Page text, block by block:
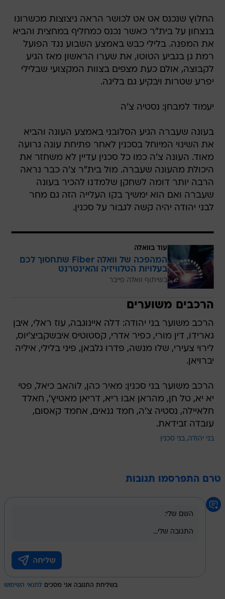
את המפנה. בלילי כבש באמצע השבוע נגד הפועל
רמת גן בגביע הטוטו, את שערו הראשון מאז הגיע
לקבוצה, אולם כעת מצפים בצוות המקצועי שבלילי
יפרע שטרות ויבקיע גם בליגה.
יעמוד למבחן: נסטיה צ'ה
בעונה שעברה הגיע הסלובני באמצע העונה והביא
מאוד. העונה צ'ה כמו כל סכנין עדיין לא משחזר את
היכולת מהעונה שעברה. מול בית"ר צ'ה כבר נראה
הרבה יותר דומה לשחקן שלמדנו להכיר בעונה
שעברה ואם הוא ימשיך בקו העלייה הזה גם מחר
לבני יהודה יהיה קשה לגבור על סכנין.
המהפכה של וואלה Fiber שתחסוך לכם
בעלויות הטלוויזיה והאינטרנט
בשיתוף וואלה פייבר
הרכבים משוערים
גארידו, דין מורי, כפיר אדרי, קסטוטיס איבשקביצ'יוס,
לירוי צעירי, שלו מנשה, פדרו גלבאן, פיני בלילי, איליה
יברויאן.
הרכב משוער בני סכנין: מאיר כהן, לוהאב כיאל, פטי
חלאיילה, נסטיה צ'ה, חמד גנאים, אחמד קאסום,
עובדה זבידאת.
בני יהודה בני סכנין
בשליחת התגובה אני מסכים לתנאי השימוש